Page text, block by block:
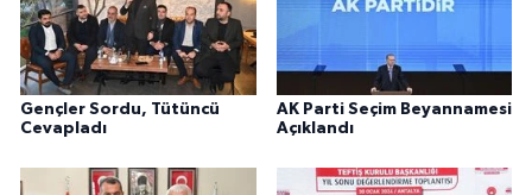
Gençler Sordu, Tütüncü
Cevapladı
AK Parti Seçim Beyannamesi
Açıklandı